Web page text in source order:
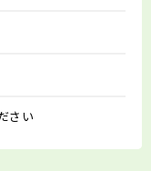
さい